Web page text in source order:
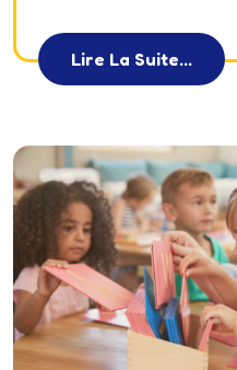
Lire La Suite...